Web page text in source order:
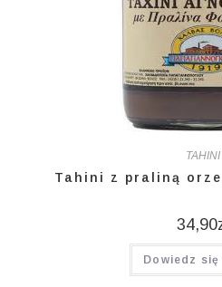
TAHINI
Tahini z praliną
34,90
Dowiedz się